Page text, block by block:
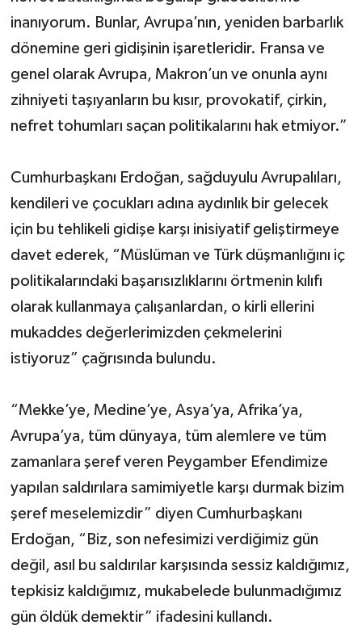
inanıyorum. Bunlar, Avrupa’nın, yeniden barbarlık
dönemine geri gidişinin işaretleridir. Fransa ve
genel olarak Avrupa, Makron’un ve onunla aynı
zihniyeti taşıyanların bu kısır, provokatif, çirkin,
nefret tohumları saçan politikalarını hak etmiyor.”
Cumhurbaşkanı Erdoğan, sağduyulu Avrupalıları,
kendileri ve çocukları adına aydınlık bir gelecek
için bu tehlikeli gidişe karşı inisiyatif geliştirmeye
davet ederek, “Müslüman ve Türk düşmanlığını iç
politikalarındaki başarısızlıklarını örtmenin kılıfı
olarak kullanmaya çalışanlardan, o kirli ellerini
mukaddes değerlerimizden çekmelerini
istiyoruz” çağrısında bulundu.
“Mekke’ye, Medine’ye, Asya’ya, Afrika’ya,
Avrupa’ya, tüm dünyaya, tüm alemlere ve tüm
zamanlara şeref veren Peygamber Efendimize
yapılan saldırılara samimiyetle karşı durmak bizim
şeref meselemizdir” diyen Cumhurbaşkanı
Erdoğan, “Biz, son nefesimizi verdiğimiz gün
değil, asıl bu saldırılar karşısında sessiz kaldığımız,
tepkisiz kaldığımız, mukabelede bulunmadığımız
gün öldük demektir” ifadesini kullandı.